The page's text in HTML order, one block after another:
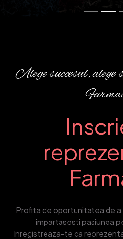
Alege succesul, alege
Profita de oportunitatea de a
impartasesti pasiunea
Inregistreaza-te ca